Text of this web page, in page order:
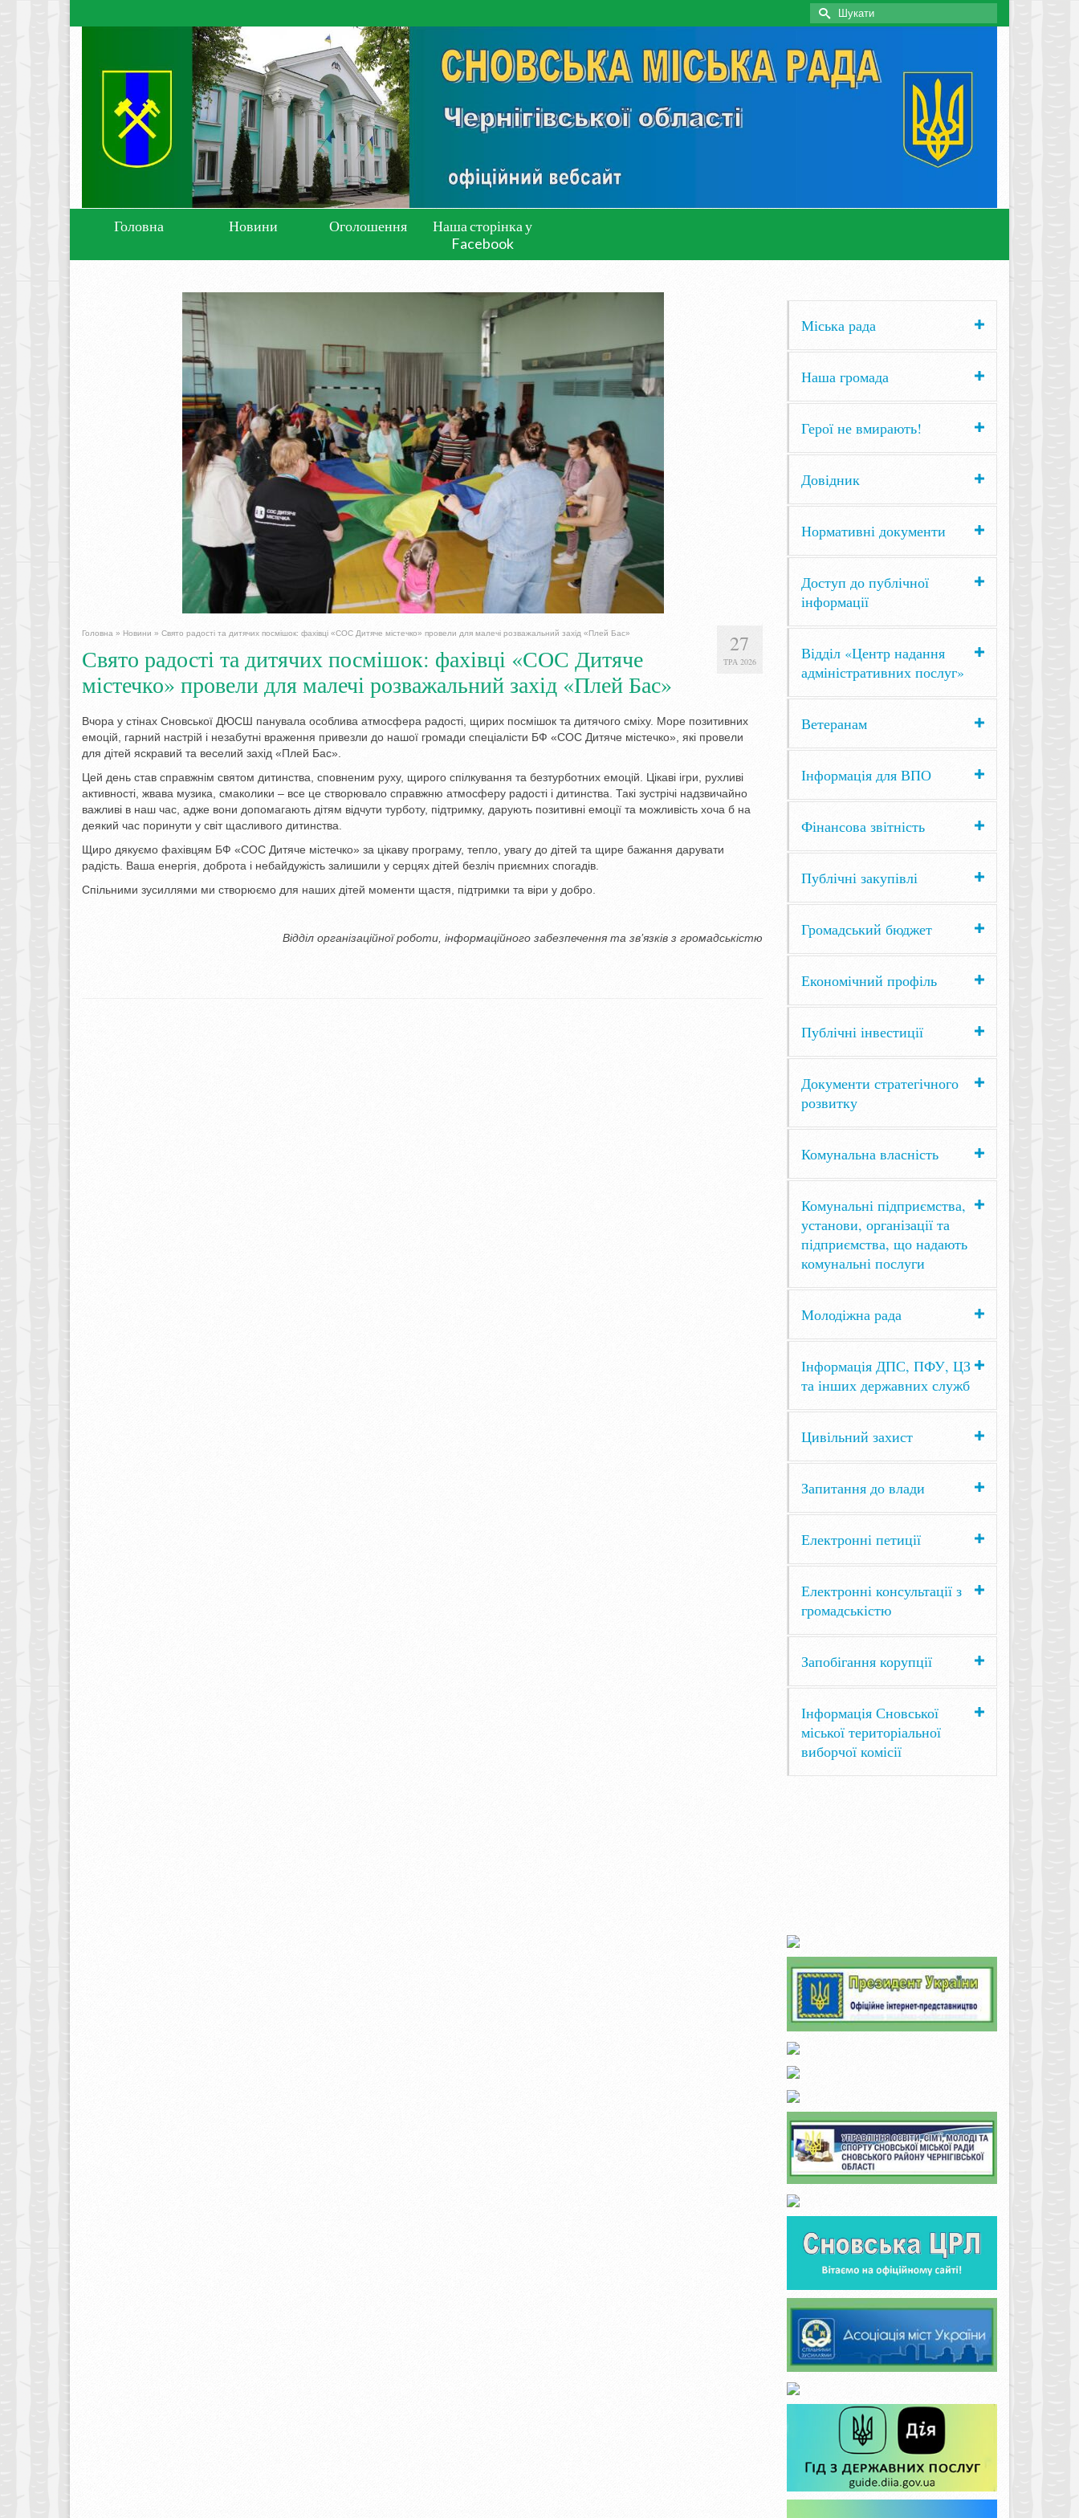
Search
for:
Головна Новини Оголошення
Наша сторінка у
Facebook
27
ТРА 2026
Головна » Новини » Свято радості та дитячих посмішок: фахівці «СОС Дитяче містечко» провели для малечі розважальний захід «Плей Бас»
Свято радості та дитячих посмішок: фахівці «СОС Дитяче
містечко» провели для малечі розважальний захід «Плей Бас»
Вчора у стінах Сновської ДЮСШ панувала особлива атмосфера радості, щирих посмішок та дитячого сміху. Море позитивних
емоцій, гарний настрій і незабутні враження привезли до нашої громади спеціалісти БФ «СОС Дитяче містечко», які провели
для дітей яскравий та веселий захід «Плей Бас».
Цей день став справжнім святом дитинства, сповненим руху, щирого спілкування та безтурботних емоцій. Цікаві ігри, рухливі
активності, жвава музика, смаколики – все це створювало справжню атмосферу радості і дитинства. Такі зустрічі надзвичайно
важливі в наш час, адже вони допомагають дітям відчути турботу, підтримку, дарують позитивні емоції та можливість хоча б на
деякий час поринути у світ щасливого дитинства.
Щиро дякуємо фахівцям БФ «СОС Дитяче містечко» за цікаву програму, тепло, увагу до дітей та щире бажання дарувати
радість. Ваша енергія, доброта і небайдужість залишили у серцях дітей безліч приємних спогадів.
Спільними зусиллями ми створюємо для наших дітей моменти щастя, підтримки та віри у добро.
Відділ організаційної роботи, інформаційного забезпечення та зв’язків з громадськістю
Міська рада
Наша громада
Герої не вмирають!
Довідник
Нормативні документи
Доступ до публічної
інформації
Відділ «Центр надання
адміністративних послуг»
Ветеранам
Інформація для ВПО
Фінансова звітність
Публічні закупівлі
Громадський бюджет
Економічний профіль
Публічні інвестиції
Документи стратегічного
розвитку
Комунальна власність
Комунальні підприємства,
установи, організації та
підприємства, що надають
комунальні послуги
Молодіжна рада
Інформація ДПС, ПФУ, ЦЗ
та інших державних служб
Цивільний захист
Запитання до влади
Електронні петиції
Електронні консультації з
громадськістю
Запобігання корупції
Інформація Сновської
міської територіальної
виборчої комісії